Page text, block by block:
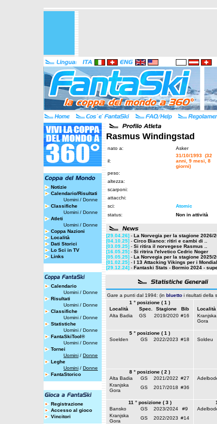
Notizie
Calendario/Risultati
Uomini / Donne
Classifiche
Uomini / Donne
Atleti
Uomini / Donne
Coppa Nazioni
Località
Dati Storici
Lo Sci in TV
Links
Calendario
Uomini / Donne
Risultati
Uomini / Donne
Classifiche
Uomini / Donne
Statistiche
Uomini / Donne
FantaSkiTool®
Uomini / Donne
Tornei
Uomini / Donne
Leghe
Uomini / Donne
FantaStorico
Registrazione
Accesso al gioco
Vincitori
Rasmus Windingstad
nato a: Asker
il:
31/10/1993 (32
anni, 9 mesi, 8
giorni)
peso:
altezza:
scarponi:
attacchi:
sci:
Atomic
status:
Non in attività
[29.04.26] - La Norvegia per la stagione 2026/
[04.10.25] - Circo Bianco: ritiri e cambi di ..
[03.09.25] - Si ritira il norvegese Rasmus ..
[16.05.25] - Si ritrira l'elvetico Cedric Noger
[05.05.25] - La Norvegia per la stagione 2025/
[01.02.25] - I 13 Attacking Vikings per i
[29.12.24] - Fantaski Stats - Bormio 2024 -
Gare a punti dal 1994: (in bluetto i risultati della
1 ° posizione ( 1 )
Località
Spec. Stagione
Bib
Alta Badia
GS 2019/2020 #16
Località
Kranjska
Gora
5 ° posizione ( 1 )
Soelden
GS 2022/2023 #18 Soldeu
8 ° posizione ( 2 )
Alta Badia
GS 2021/2022 #27
Kranjska
Gora
GS 2017/2018 #36
11 ° posizione ( 3 )
Bansko
GS 2023/2024
#9
Kranjska
Gora
GS 2022/2023 #14